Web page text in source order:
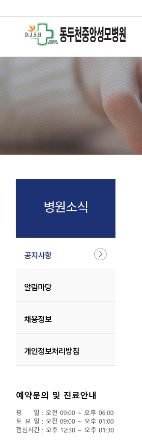
병원소식
공지사항
알림마당
채용정보
개인정보처리방침